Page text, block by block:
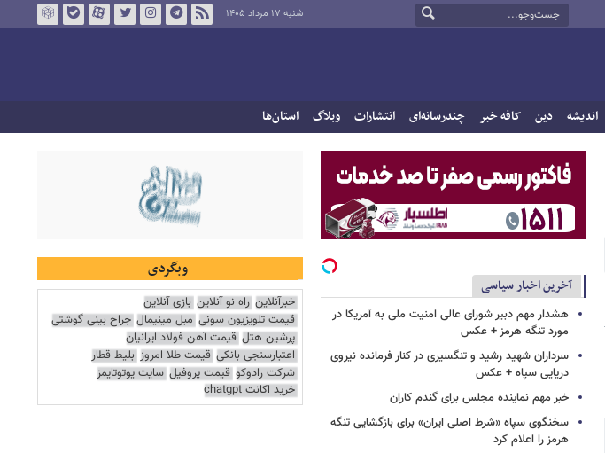
شنبه ۱۷ مرداد ۱۴۰۵
اندیشه دین کافه خبر چندرسانه‌ای انتشارات وبلاگ استان‌ها
آخرین اخبار سیاسی
هشدار مهم دبیر شورای عالی امنیت ملی به آمریکا در
مورد تنگه هرمز + عکس
سرداران شهید رشید و تنگسیری در کنار فرمانده نیروی
دریایی سپاه + عکس
خبر مهم نماینده مجلس برای گندم کاران
سخنگوی سپاه «شرط اصلی ایران» برای بازگشایی تنگه
هرمز را اعلام کرد
وبگردی
خبرآنلاین راه نو آنلاین بازی آنلاین
قیمت تلویزیون سونی مبل مینیمال جراح بینی گوشتی
پرشین هتل قیمت آهن فولاد ایرانیان
اعتبارسنجی بانکی قیمت طلا امروز بلیط قطار
شرکت رادوکو قیمت پروفیل سایت یوتوتایمز
خرید اکانت chatgpt